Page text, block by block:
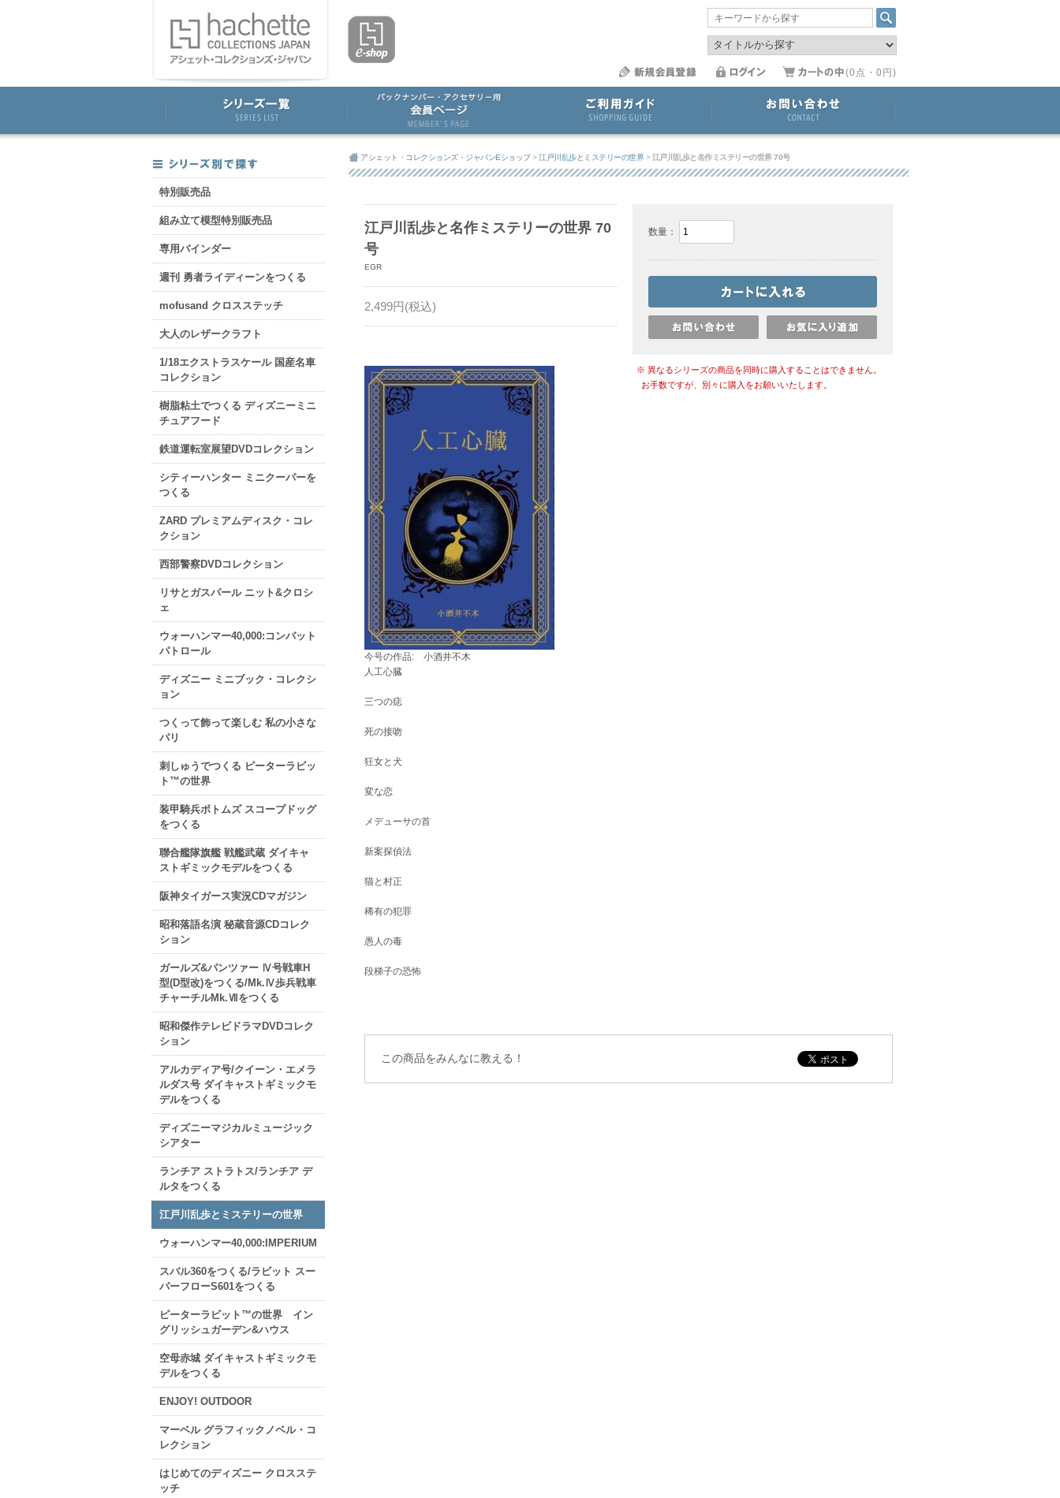
(0点・0円)
特別販売品
組み立て模型特別販売品
専用バインダー
週刊 勇者ライディーンをつくる
mofusand クロスステッチ
大人のレザークラフト
1/18エクストラスケール 国産名車
コレクション
樹脂粘土でつくる ディズニーミニ
チュアフード
鉄道運転室展望DVDコレクション
シティーハンター ミニクーパーを
つくる
ZARD プレミアムディスク・コレ
クション
西部警察DVDコレクション
リサとガスパール ニット&クロシ
ェ
ウォーハンマー40,000:コンバット
パトロール
ディズニー ミニブック・コレクシ
ョン
つくって飾って楽しむ 私の小さな
パリ
刺しゅうでつくる ピーターラビッ
ト™の世界
装甲騎兵ボトムズ スコープドッグ
をつくる
聯合艦隊旗艦 戦艦武蔵 ダイキャ
ストギミックモデルをつくる
阪神タイガース実況CDマガジン
昭和落語名演 秘蔵音源CDコレク
ション
ガールズ&パンツァー Ⅳ号戦車H
型(D型改)をつくる/Mk.Ⅳ歩兵戦車
チャーチルMk.Ⅶをつくる
昭和傑作テレビドラマDVDコレク
ション
アルカディア号/クイーン・エメラ
ルダス号 ダイキャストギミックモ
デルをつくる
ディズニーマジカルミュージック
シアター
ランチア ストラトス/ランチア デ
ルタをつくる
江戸川乱歩とミステリーの世界
ウォーハンマー40,000:IMPERIUM
スバル360をつくる/ラビット スー
パーフローS601をつくる
ピーターラビット™の世界 イン
グリッシュガーデン&ハウス
空母赤城 ダイキャストギミックモ
デルをつくる
ENJOY! OUTDOOR
マーベル グラフィックノベル・コ
レクション
はじめてのディズニー クロスステ
ッチ
アシェット・コレクションズ・ジャパンEショップ>江戸川乱歩とミステリーの世界 >江戸川乱歩と名作ミステリーの世界 70号
江戸川乱歩と名作ミステリーの世界 70
号
EGR
2,499円(税込)
今号の作品: 小酒井不木
人工心臓
三つの痣
死の接吻
狂女と犬
変な恋
メデューサの首
新案探偵法
猫と村正
稀有の犯罪
愚人の毒
段梯子の恐怖
数量：
※ 異なるシリーズの商品を同時に購入することはできません。
お手数ですが、別々に購入をお願いいたします。
この商品をみんなに教える！